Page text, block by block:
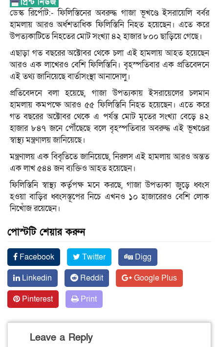
ডেস্ক রির্পোট:- ফিলিস্তিনের অবরুদ্ধ গাজা ভূখণ্ডে ইসরায়েলি বর্বর
হামলায় আরও অর্ধশতাধিক ফিলিস্তিনি নিহত হয়েছেন। এতে করে
উপত্যকাটিতে নিহতের মোট সংখ্যা ৪২ হাজার ৮০০ ছাড়িয়ে গেছে।
এছাড়া গত বছরের অক্টোবর থেকে চলা এই হামলায় আহত হয়েছেন
আরও এক লাখেরও বেশি ফিলিস্তিনি। বৃহস্পতিবার এক প্রতিবেদনে
এই তথ্য জানিয়েছে বার্তাসংস্থা আনাদোলু।
প্রতিবেদনে বলা হয়েছে, গাজা উপত্যকায় ইসরায়েলের চলমান
হামলায় কমপক্ষে আরও ৫৫ ফিলিস্তিনি নিহত হয়েছেন। এতে করে
গত বছরের অক্টোবর থেকে এ পর্যন্ত মোট মৃতের সংখ্যা বেড়ে ৪২
হাজার ৮৪৭ জনে পৌঁছেছে বলে বৃহস্পতিবার অবরুদ্ধ এই ভূখণ্ডের
স্বাস্থ্য মন্ত্রণালয় জানিয়েছে।
মন্ত্রণালয় এক বিবৃতিতে জানিয়েছে, নিরলস এই হামলায় আরও অন্তত
এক লাখ ৫৪৪ জন ব্যক্তিও আহত হয়েছেন।
ফিলিস্তিনি স্বাস্থ্য কর্তৃপক্ষ মনে করছে, গাজা উপত্যকা জুড়ে ধ্বংস
হওয়া বাড়ির ধ্বংসস্তূপের নিচে এখনও ১০ হাজারেরও বেশি লোক
নিখোঁজ রয়েছেন।
পোস্টটি শেয়ার করুন
Facebook Twitter
Digg
Linkedin
Reddit
Google Plus
Pinterest
Print
Leave a Reply